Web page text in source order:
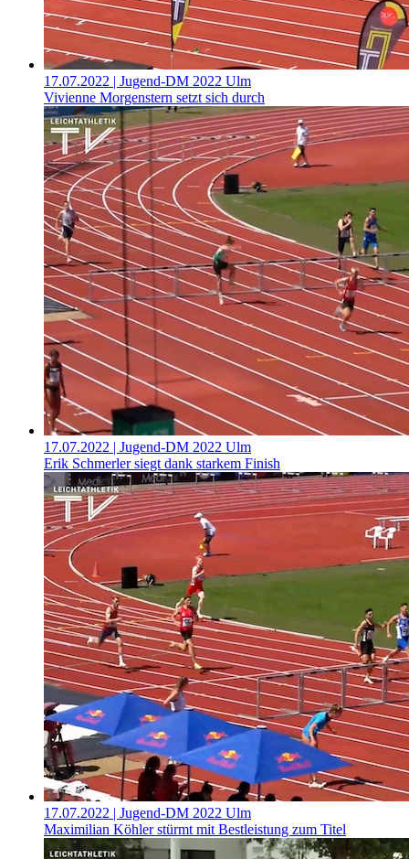
17.07.2022 | Jugend-DM 2022 Ulm
Vivienne Morgenstern setzt sich durch
17.07.2022 | Jugend-DM 2022 Ulm
Erik Schmerler siegt dank starkem Finish
17.07.2022 | Jugend-DM 2022 Ulm
Maximilian Köhler stürmt mit Bestleistung zum Titel